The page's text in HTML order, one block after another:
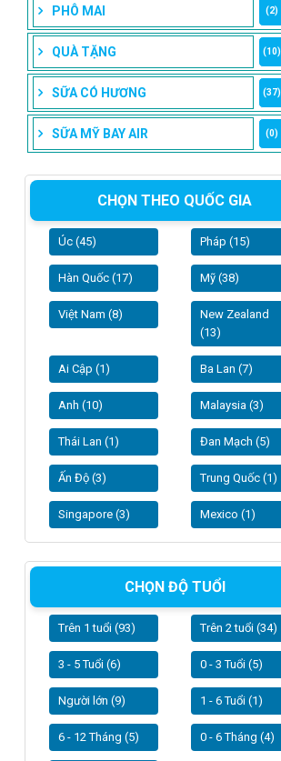
PHÔ MAI (2)
QUÀ TẶNG (10)
SỮA CÓ HƯƠNG (37)
SỮA MỸ BAY AIR (0)
CHỌN THEO QUỐC GIA
Úc (45) Pháp (15)
Hàn Quốc (17) Mỹ (38)
Việt Nam (8)
New Zealand
(13)
Ai Cập (1) Ba Lan (7)
Anh (10) Malaysia (3)
Thái Lan (1) Đan Mạch (5)
Ấn Độ (3) Trung Quốc (1)
Singapore (3) Mexico (1)
CHỌN ĐỘ TUỔI
Trên 1 tuổi (93) Trên 2 tuổi (34)
3 - 5 Tuổi (6) 0 - 3 Tuổi (5)
Người lớn (9) 1 - 6 Tuổi (1)
6 - 12 Tháng (5) 0 - 6 Tháng (4)